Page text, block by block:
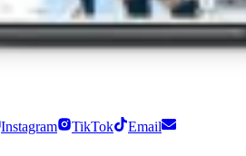
Instagram TikTok Email